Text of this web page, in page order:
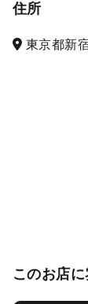
住所
東京都新
このお店